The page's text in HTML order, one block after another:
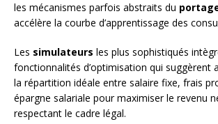
les mécanismes parfois abstraits du
accélère la courbe d’apprentissage des
Les simulateurs les plus sophistiqués
fonctionnalités d’optimisation qui suggèrent
la répartition idéale entre salaire fixe, frais
épargne salariale pour maximiser le revenu
respectant le cadre légal.